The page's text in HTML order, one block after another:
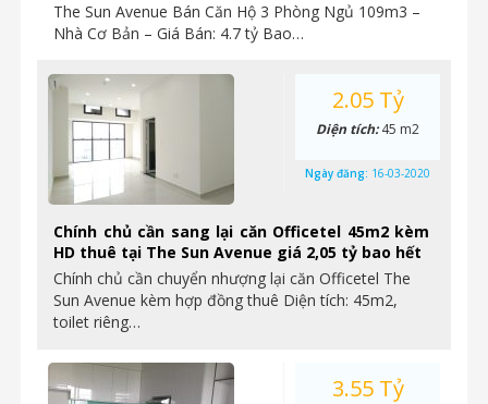
The Sun Avenue Bán Căn Hộ 3 Phòng Ngủ 109m3 –
Nhà Cơ Bản – Giá Bán: 4.7 tỷ Bao…
Chính chủ cần sang lại căn Officetel 45m2 kèm
HD thuê tại The Sun Avenue giá 2,05 tỷ bao hết
Chính chủ cần chuyển nhượng lại căn Officetel The
Sun Avenue kèm hợp đồng thuê Diện tích: 45m2,
toilet riêng…
2.05 Tỷ
Diện tích:45 m2
Ngày đăng: 16-03-2020
3.55 Tỷ